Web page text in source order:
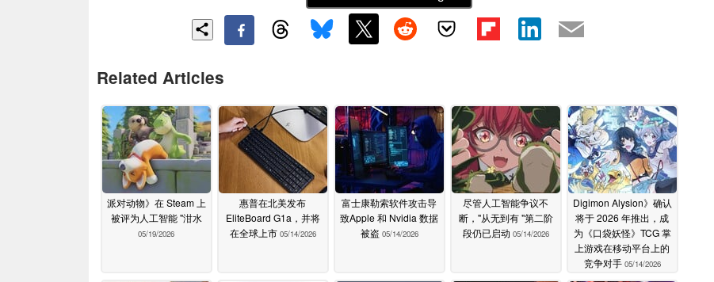
Related Articles
派对动物》在 Steam 上
被评为人工智能 "泔水
05/19/2026
惠普在北美发布
EliteBoard G1a，并将
在全球上市 05/14/2026
富士康勒索软件攻击导
致Apple 和 Nvidia 数据
被盗 05/14/2026
尽管人工智能争议不
断，"从无到有 "第二阶
段仍已启动 05/14/2026
Digimon Alysion》确认
将于 2026 年推出，成
为《口袋妖怪》TCG 掌
上游戏在移动平台上的
竞争对手 05/14/2026